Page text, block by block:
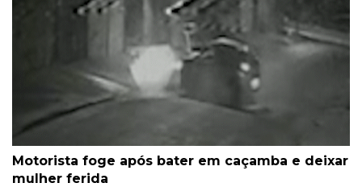
Motorista foge após bater em caçamba e deixar
mulher ferida